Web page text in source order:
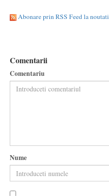
Abonare prin RSS Feed la noutati
Comentarii
Comentariu
Nume